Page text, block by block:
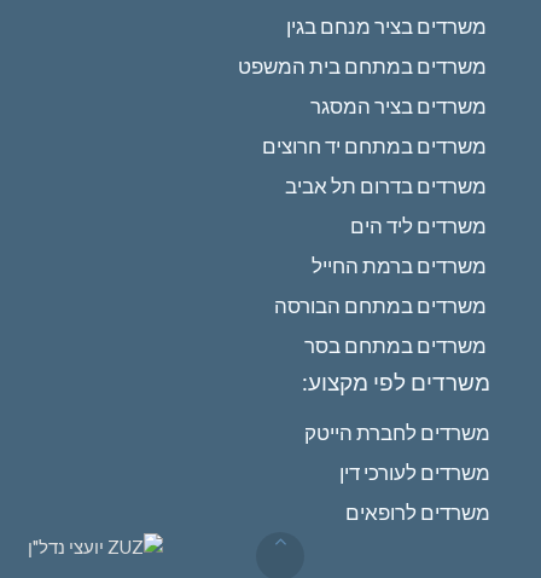
משרדים בציר מנחם בגין
משרדים במתחם בית המשפט
משרדים בציר המסגר
משרדים במתחם יד חרוצים
משרדים בדרום תל אביב
משרדים ליד הים
משרדים ברמת החייל
משרדים במתחם הבורסה
משרדים במתחם בסר
משרדים לפי מקצוע:
משרדים לחברת הייטק
משרדים לעורכי דין
משרדים לרופאים